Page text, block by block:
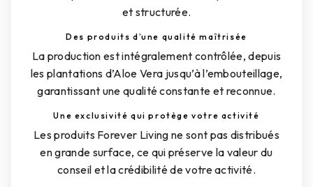
et structurée.
Des produits d’une qualité maîtrisée
La production est intégralement contrôlée, depuis
les plantations d’Aloe Vera jusqu’à l’embouteillage,
garantissant une qualité constante et reconnue.
Une exclusivité qui protège votre activité
Les produits Forever Living ne sont pas distribués
en grande surface, ce qui préserve la valeur du
conseil et la crédibilité de votre activité.